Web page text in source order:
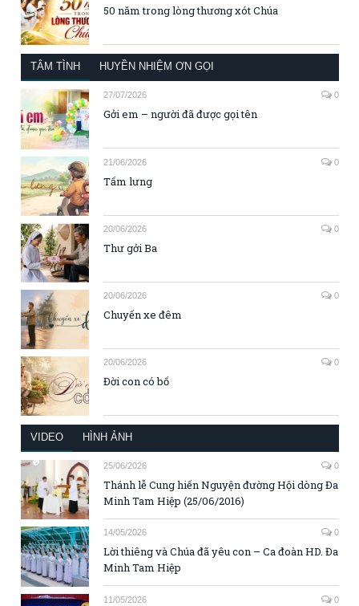
50 năm trong lòng thương xót Chúa
TÂM TÌNH HUYỀN NHIỆM ƠN GỌI
27/07/2026 0
Gởi em – người đã được gọi tên
21/06/2026 0
Tấm lưng
20/06/2026 0
Thư gởi Ba
20/06/2026 0
Chuyến xe đêm
20/06/2026 0
Đời con có bố
VIDEO HÌNH ẢNH
25/06/2026 0
Thánh lễ Cung hiến Nguyện đường Hội dòng Đa
Minh Tam Hiệp (25/06/2016)
14/05/2026 0
Lời thiêng và Chúa đã yêu con – Ca đoàn HD. Đa
Minh Tam Hiệp
11/05/2026 0